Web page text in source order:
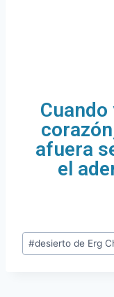
afuera
el
#desierto de Erg